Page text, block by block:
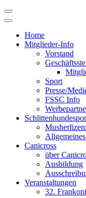
Skip
to
Home
Mitglieder-Info
Vorstand
Sport
Presse/
FSSC Info
Canicross
über
Ausbildung
Veranstaltungen
32.